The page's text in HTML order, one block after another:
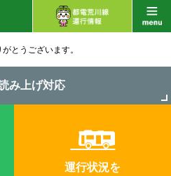
とうございます。
み上げ対応
運行状況を